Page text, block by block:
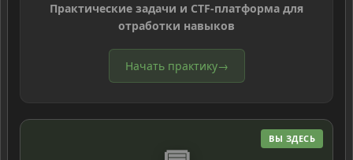
Практические задачи и CTF-платформа для
отработки навыков
Начать практику→
ВЫ ЗДЕСЬ